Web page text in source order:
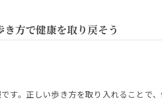
方で健康を取り戻そう
す。正しい歩き方を取り入れることで